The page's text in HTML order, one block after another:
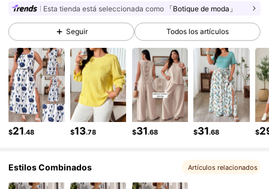
4.81 88K Seguidores
4.81 88K Seguidores
4.81 88K Seguidores
4.81 88K Seguidores
4.81 88K Seguidores
Esta tienda está seleccionada como 「Botique de moda」
Seguir Todos los artículos
$21.48 $13.78 $31.68 $31.68 $
Estilos Combinados Artículos relacionados